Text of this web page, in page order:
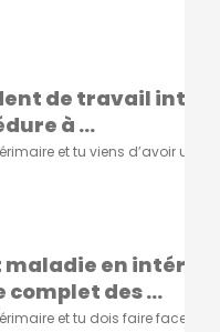
de travail
à ...
et tu viens d’avoir un
en intérim
complet des ...
et tu dois faire face à